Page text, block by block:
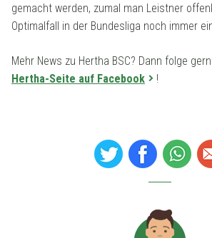
gemacht werden, zumal man Leistner
Optimalfall in der Bundesliga noch immer
Mehr News zu Hertha BSC? Dann folge
Hertha-Seite auf Facebook
!